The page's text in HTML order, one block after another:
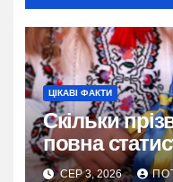
ЦІКАВІ ФАКТИ
Скільки
повна
та живі
СЕР 3, 2026